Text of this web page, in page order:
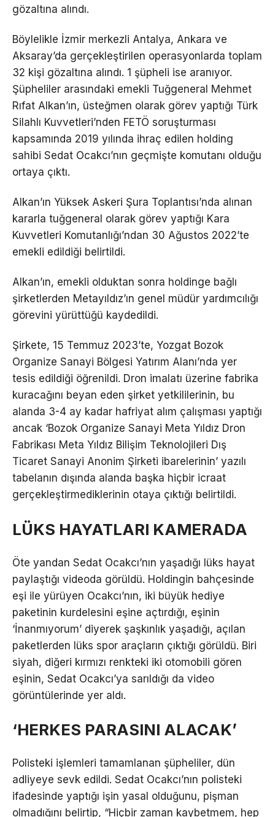
gözaltına alındı.
Böylelikle İzmir merkezli Antalya, Ankara ve
Aksaray’da gerçekleştirilen operasyonlarda toplam
32 kişi gözaltına alındı. 1 şüpheli ise aranıyor.
Şüpheliler arasındaki emekli Tuğgeneral Mehmet
Rıfat Alkan’ın, üsteğmen olarak görev yaptığı Türk
Silahlı Kuvvetleri’nden FETÖ soruşturması
kapsamında 2019 yılında ihraç edilen holding
sahibi Sedat Ocakcı’nın geçmişte komutanı olduğu
ortaya çıktı.
Alkan’ın Yüksek Askeri Şura Toplantısı’nda alınan
kararla tuğgeneral olarak görev yaptığı Kara
Kuvvetleri Komutanlığı’ndan 30 Ağustos 2022’te
emekli edildiği belirtildi.
Alkan’ın, emekli olduktan sonra holdinge bağlı
şirketlerden Metayıldız’ın genel müdür yardımcılığı
görevini yürüttüğü kaydedildi.
Şirkete, 15 Temmuz 2023’te, Yozgat Bozok
Organize Sanayi Bölgesi Yatırım Alanı’nda yer
tesis edildiği öğrenildi. Dron imalatı üzerine fabrika
kuracağını beyan eden şirket yetkililerinin, bu
alanda 3-4 ay kadar hafriyat alım çalışması yaptığı
ancak ‘Bozok Organize Sanayi Meta Yıldız Dron
Fabrikası Meta Yıldız Bilişim Teknolojileri Dış
Ticaret Sanayi Anonim Şirketi ibarelerinin’ yazılı
tabelanın dışında alanda başka hiçbir icraat
gerçekleştirmediklerinin otaya çıktığı belirtildi.
LÜKS HAYATLARI KAMERADA
Öte yandan Sedat Ocakcı’nın yaşadığı lüks hayat
paylaştığı videoda görüldü. Holdingin bahçesinde
eşi ile yürüyen Ocakcı’nın, iki büyük hediye
paketinin kurdelesini eşine açtırdığı, eşinin
‘İnanmıyorum’ diyerek şaşkınlık yaşadığı, açılan
paketlerden lüks spor araçların çıktığı görüldü. Biri
siyah, diğeri kırmızı renkteki iki otomobili gören
eşinin, Sedat Ocakcı’ya sarıldığı da video
görüntülerinde yer aldı.
‘HERKES PARASINI ALACAK’
Polisteki işlemleri tamamlanan şüpheliler, dün
adliyeye sevk edildi. Sedat Ocakcı’nın polisteki
ifadesinde yaptığı işin yasal olduğunu, pişman
olmadığını belirtip, “Hiçbir zaman kaybetmem, hep